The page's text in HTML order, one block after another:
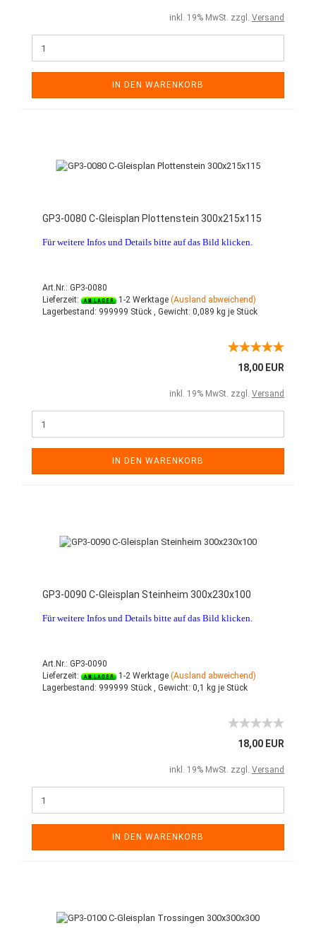
inkl. 19% MwSt. zzgl. Versand
IN DEN WARENKORB
GP3-0080 C-Gleisplan Plottenstein 300x215x115
Für weitere Infos und Details bitte auf das Bild klicken.
Art.Nr.: GP3-0080
Lieferzeit:
1-2 Werktage (Ausland abweichend)
Lagerbestand: 999999 Stück , Gewicht: 0,089 kg je Stück
18,00 EUR
inkl. 19% MwSt. zzgl. Versand
IN DEN WARENKORB
GP3-0090 C-Gleisplan Steinheim 300x230x100
Für weitere Infos und Details bitte auf das Bild klicken.
Art.Nr.: GP3-0090
Lieferzeit:
1-2 Werktage (Ausland abweichend)
Lagerbestand: 999999 Stück , Gewicht: 0,1 kg je Stück
18,00 EUR
inkl. 19% MwSt. zzgl. Versand
IN DEN WARENKORB